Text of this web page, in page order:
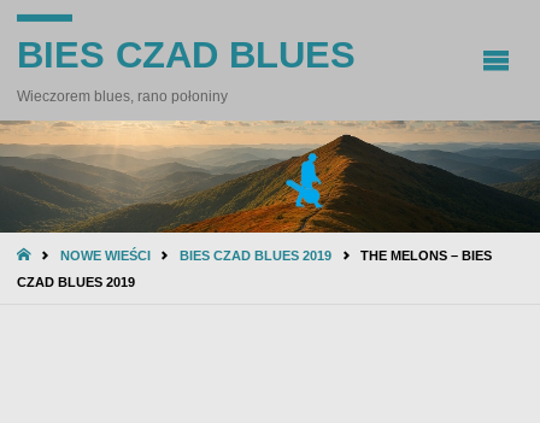
BIES CZAD BLUES
Wieczorem blues, rano połoniny
STRONA
GŁÓWNA
NOWE WIEŚCI BIES CZAD BLUES 2019
THE MELONS – BIES
CZAD BLUES 2019